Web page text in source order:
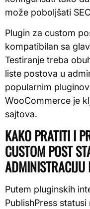
može poboljšati
Plugin za custom
kompatibilan sa
Testiranje treba
liste postova u
popularnim
WooCommerce je
sajtova.
KAKO PRATITI I
CUSTOM POST
ADMINISTRACIJU
Putem pluginskih
PublishPress